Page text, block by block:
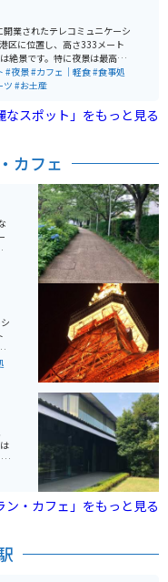
部が残っており、歴史的な雰
す。
業されたテレコミュニケーシ
区に位置し、高さ333メート
絶景です。特に夜景は最高で
のできる場所もあり、一日中
#夜景#カフェ｜軽食#食事処
ツ#お土産
なスポット」をもっと見る
カフェ
ン・カフェ」をもっと見る